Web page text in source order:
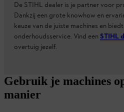
De STIHL dealer is je partner voor
Dankzij een grote knowhow en
keuze van de juiste machines en
onderhoudsservice. Vind een STIHL
overtuig jezelf.
Gebruik je machines
manier